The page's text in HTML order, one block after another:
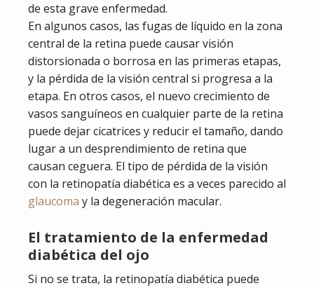
de esta grave enfermedad.
En algunos casos, las fugas de líquido en la zona
central de la retina puede causar visión
distorsionada o borrosa en las primeras etapas,
y la pérdida de la visión central si progresa a la
etapa. En otros casos, el nuevo crecimiento de
vasos sanguíneos en cualquier parte de la retina
puede dejar cicatrices y reducir el tamaño, dando
lugar a un desprendimiento de retina que
causan ceguera. El tipo de pérdida de la visión
con la retinopatía diabética es a veces parecido al
glaucoma y la degeneración macular.
El tratamiento de la enfermedad
diabética del ojo
Si no se trata, la retinopatía diabética puede